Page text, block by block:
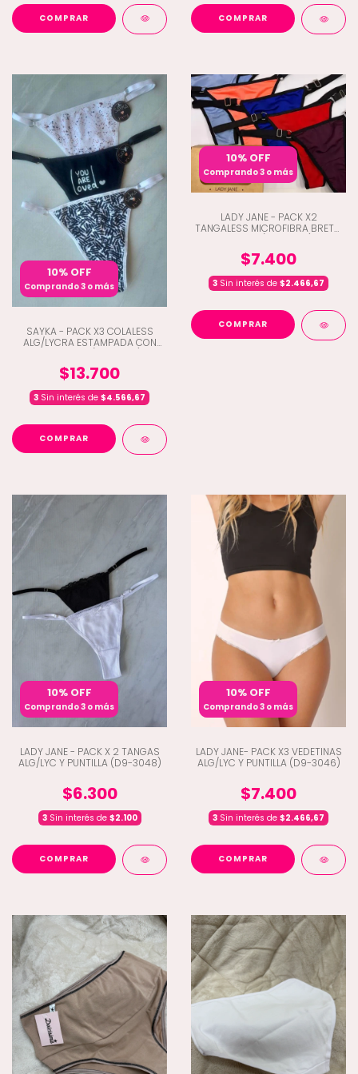
COMPRAR COMPRAR
10% OFF
Comprando 3 o más
SAYKA - PACK X3 COLALESS
ALG/LYCRA ESTAMPADA CON
$13.700
3 Sin interés de $4.566,67
COMPRAR
10% OFF
Comprando 3 o más
LADY JANE - PACK X2
TANGALESS MICROFIBRA BRETEL
$7.400
3 Sin interés de $2.466,67
COMPRAR
10% OFF
Comprando 3 o más
LADY JANE - PACK X 2 TANGAS
ALG/LYC Y PUNTILLA (D9-3048)
$6.300
3Sin interés de $2.100
COMPRAR
10% OFF
Comprando 3 o más
LADY JANE- PACK X3 VEDETINAS
ALG/LYC Y PUNTILLA (D9-3046)
$7.400
3 Sin interés de $2.466,67
COMPRAR